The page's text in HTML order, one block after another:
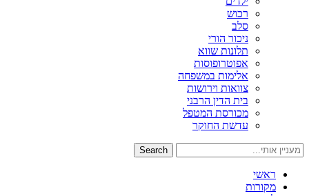
רכוש
סלב
ניכור הורי
תלונות שווא
אפוטרופוסות
אלימות במשפחה
צוואות וירושות
בית הדין הרבני
מכורסת המטפל
עדשת החוקר
Search
ראשי
מקורות